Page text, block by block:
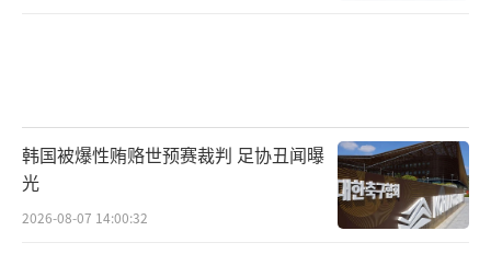
有丹麦和格陵兰岛才能决定自身事务。相关联
合声明指出，北极安全是欧洲及跨大西洋安全
的关键，丹麦王国（含格陵兰岛）是北约成
韩国被爆性贿赂世预赛裁判 足协丑闻曝
光
2026-08-07 14:00:32